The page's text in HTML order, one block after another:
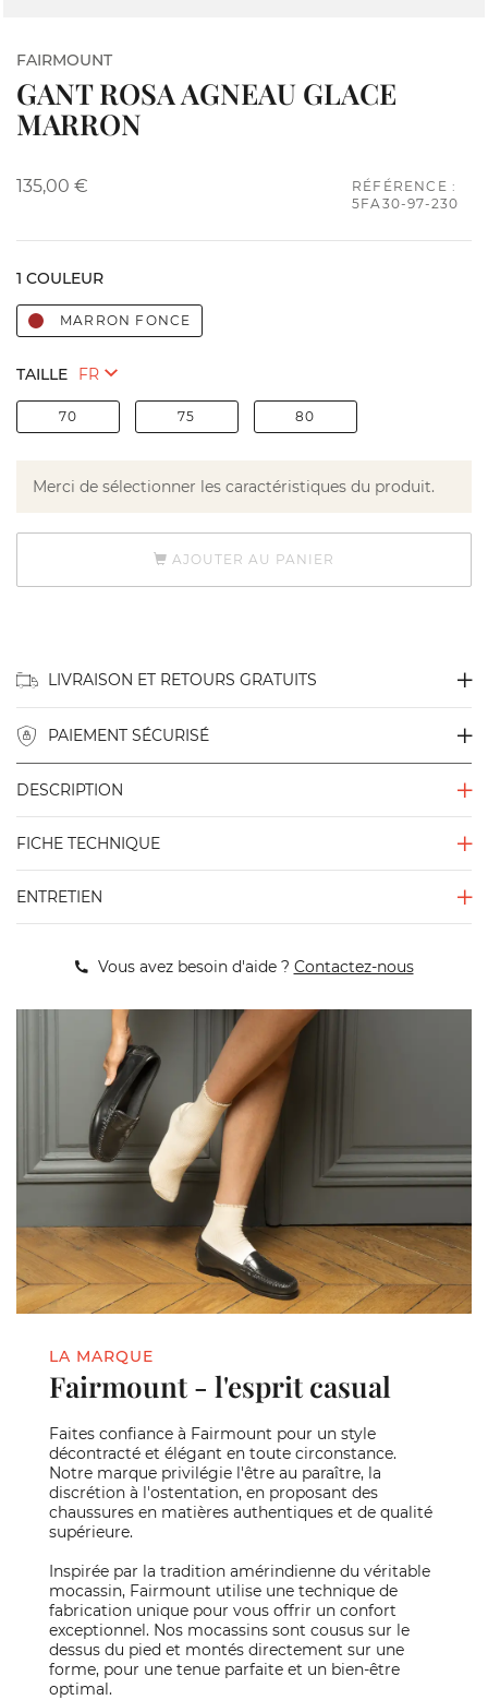
FAIRMOUNT
GANT ROSA AGNEAU GLACE
MARRON
135,00 €
RÉFÉRENCE :
5FA30-97-230
1 COULEUR
MARRON FONCE
TAILLE
70 75 80
Merci de sélectionner les caractéristiques du produit.
AJOUTER AU PANIER
LIVRAISON ET RETOURS GRATUITS
PAIEMENT SÉCURISÉ
DESCRIPTION
FICHE TECHNIQUE
ENTRETIEN
Vous avez besoin d'aide ? Contactez-nous
LA MARQUE
Fairmount - l'esprit casual
Faites confiance à Fairmount pour un style
décontracté et élégant en toute circonstance.
Notre marque privilégie l'être au paraître, la
discrétion à l'ostentation, en proposant des
chaussures en matières authentiques et de qualité
supérieure.
Inspirée par la tradition amérindienne du véritable
mocassin, Fairmount utilise une technique de
fabrication unique pour vous offrir un confort
exceptionnel. Nos mocassins sont cousus sur le
dessus du pied et montés directement sur une
forme, pour une tenue parfaite et un bien-être
optimal.